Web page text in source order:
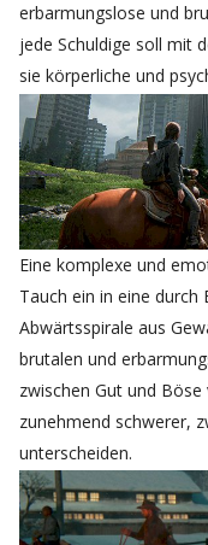
erbarmungslose und
jede Schuldige soll mit
sie körperliche und
Eine komplexe und
Tauch ein in eine durch
Abwärtsspirale aus
brutalen und
zwischen Gut und
zunehmend schwerer,
unterscheiden.